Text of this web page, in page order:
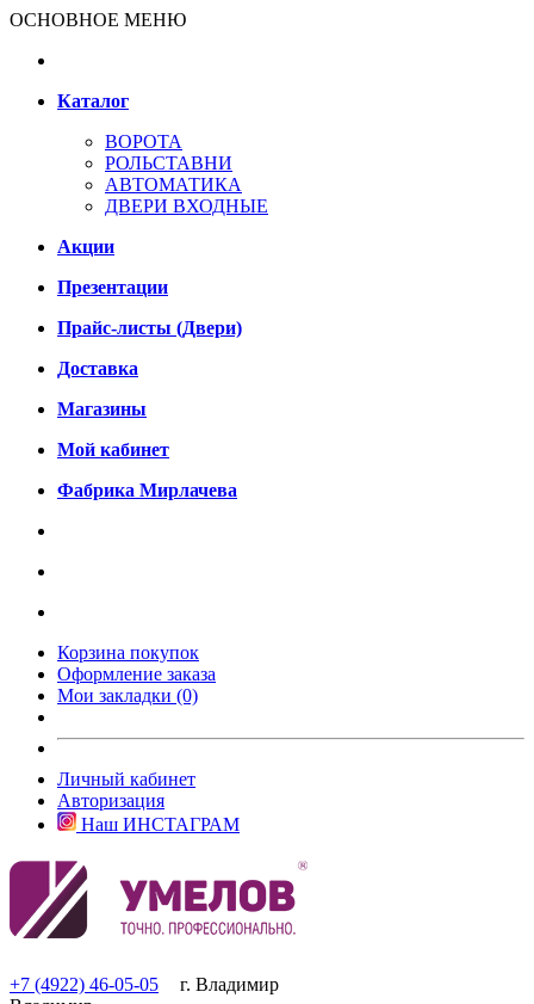
ОСНОВНОЕ МЕНЮ
Каталог
ВОРОТА
РОЛЬСТАВНИ
АВТОМАТИКА
ДВЕРИ ВХОДНЫЕ
Акции
Презентации
Прайс-листы (Двери)
Доставка
Магазины
Мой кабинет
Фабрика Мирлачева
Корзина покупок
Оформление заказа
Мои закладки (0)
Личный кабинет
Авторизация
Наш ИНСТАГРАМ
+7 (4922) 46-05-05
г. Владимир